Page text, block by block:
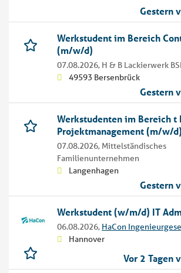
Gestern
Werkstudent im Bereich
(m/w/d)
07.08.2026, H & B Lackierwerk
49593 Bersenbrück
Gestern
Werkstudenten im Bereich t
Projektmanagement (m/w/d)
07.08.2026, Mittelständisches
Familienunternehmen
Langenhagen
Gestern
Werkstudent (w/m/d) IT
06.08.2026, HaCon
Hannover
Vor 2 Tagen